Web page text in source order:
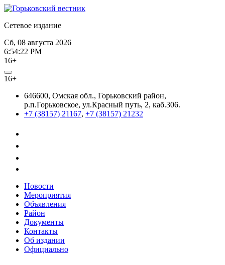
Сетевое издание
Сб, 08 августа 2026
6:54:22 PM
16+
16+
646600, Омская обл., Горьковский район,
р.п.Горьковское, ул.Красный путь, 2, каб.306.
+7 (38157) 21167, +7 (38157) 21232
Новости
Мероприятия
Объявления
Район
Документы
Контакты
Об издании
Официально